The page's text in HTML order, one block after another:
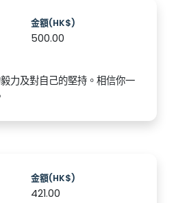
金額(HK$)
500.00
力及對自己的堅持。相信你一
金額(HK$)
421.00